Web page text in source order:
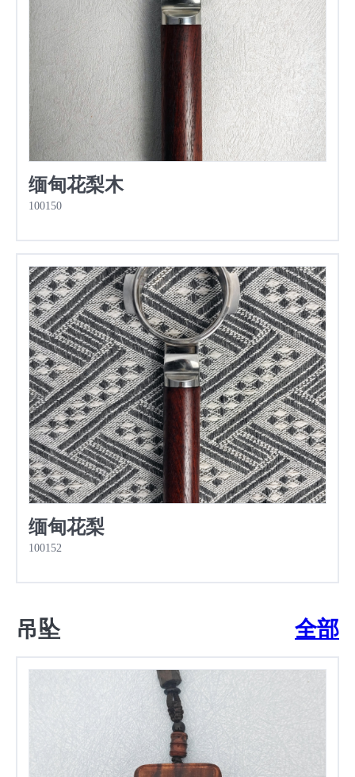
缅甸花梨木
100150
缅甸花梨
100152
吊坠 全部